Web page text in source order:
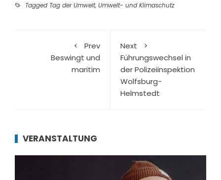
Tagged Tag der Umwelt, Umwelt- und Klimaschutz
Prev
Beswingt und
maritim
Next
Führungswechsel in
der Polizeiinspektion
Wolfsburg-
Helmstedt
VERANSTALTUNG